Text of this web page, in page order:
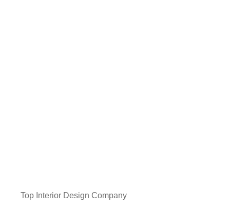
Top Interior Design Company